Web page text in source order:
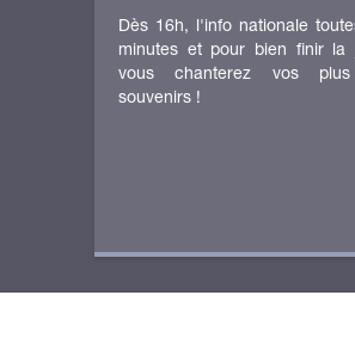
Dès 16h, l'info nationale
minutes et pour bien finir la
vous chanterez vos
souvenirs !